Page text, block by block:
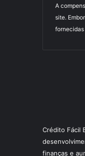
A
site.
fornecidas
Crédito Fácil
finanças e